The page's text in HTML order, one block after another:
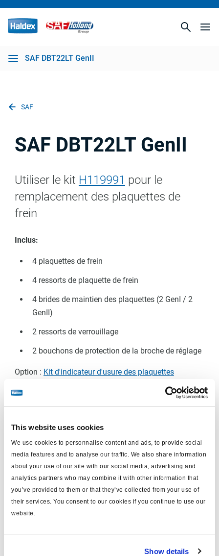
This website uses cookies
We use cookies to personnalise content and ads, to provide social
media features and to analyse our traffic. We also share information
about your use of our site with our social media, advertising and
analytics partners who may combine it with other information that
you’ve provided to them or that they’ve collected from your use of
their services. You consent to our cookies if you continue to use our
website.
Show details
SAF DBT22LT GenII
SAF
SAF DBT22LT GenII
Utiliser le kit H119991 pour le
remplacement des plaquettes de
frein
Inclus:
4 plaquettes de frein
4 ressorts de plaquette de frein
4 brides de maintien des plaquettes (2 GenI / 2
GenII)
2 ressorts de verrouillage
2 bouchons de protection de la broche de réglage
Option : Kit d'indicateur d'usure des plaquettes
Le mécanisme du frein à disque pneumatique Haldex
ModulT comporte une fonction mécanique appelée
limiteur de couple. Le déclic du limiteur de couple peut
naturellement se produire lorsque les freins sont
actionnés après le montage de nouvelles plaquettes de
neuves ne garantit pas que le déclic se produira. Une
fois que les nouvelles plaquettes sont rodées et que la